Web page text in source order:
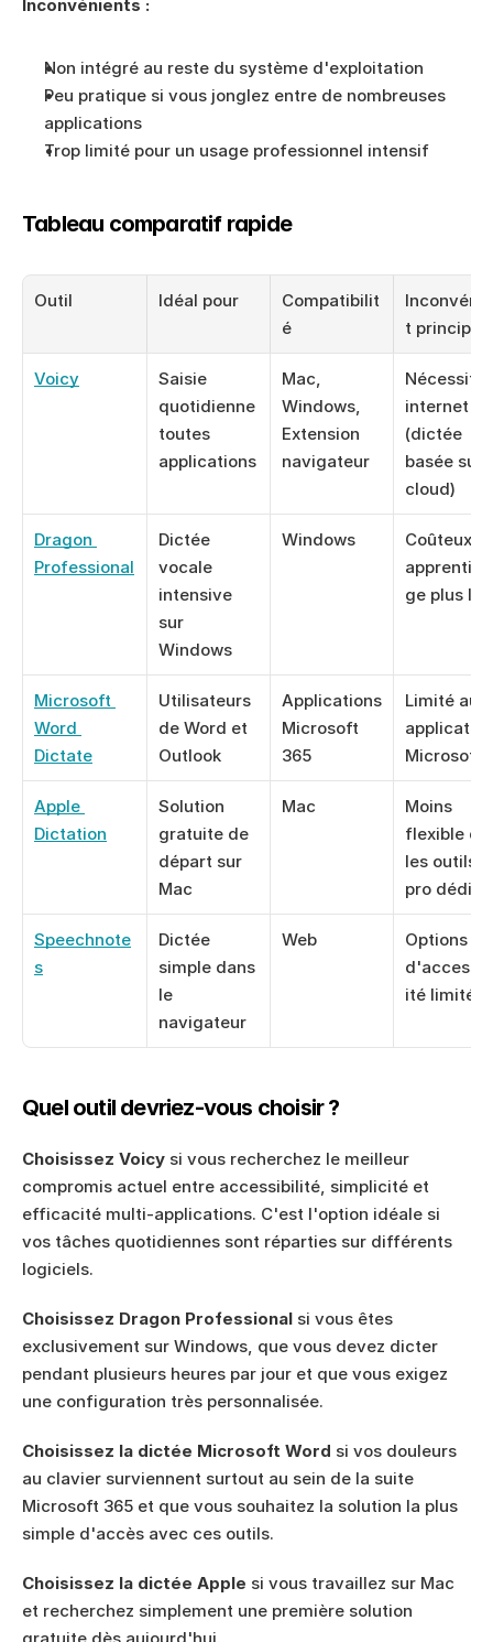
Inconvénients :
Non intégré au reste du système d'exploitation
Peu pratique si vous jonglez entre de nombreuses
applications
Trop limité pour un usage professionnel intensif
Tableau comparatif rapide
Outil Idéal pour
Compatibilit
é
t principal
Voicy
Saisie
quotidienne
toutes
applications
Mac,
Windows,
Extension
navigateur
Nécessite
internet
(dictée
basée sur
cloud)
Dragon
Professional
Dictée
vocale
intensive
sur
Windows
Windows
Coûteux et
ge plus
Microsoft
Word
Dictate
Utilisateurs
de Word et
Outlook
Applications
Microsoft
365
Limité aux
Microsoft
Apple
Dictation
Solution
gratuite de
départ sur
Mac
Mac
Moins
flexible
les outils
pro dédiés
Speechnote
s
Dictée
simple dans
le
navigateur
Web
Options
ité limitées
Quel outil devriez-vous choisir ?
Choisissez Voicy si vous recherchez le meilleur
compromis actuel entre accessibilité, simplicité et
efficacité multi-applications. C'est l'option idéale si
vos tâches quotidiennes sont réparties sur différents
logiciels.
Choisissez Dragon Professional si vous êtes
exclusivement sur Windows, que vous devez dicter
pendant plusieurs heures par jour et que vous exigez
une configuration très personnalisée.
Choisissez la dictée Microsoft Word si vos douleurs
au clavier surviennent surtout au sein de la suite
Microsoft 365 et que vous souhaitez la solution la plus
simple d'accès avec ces outils.
Choisissez la dictée Apple si vous travaillez sur Mac
et recherchez simplement une première solution